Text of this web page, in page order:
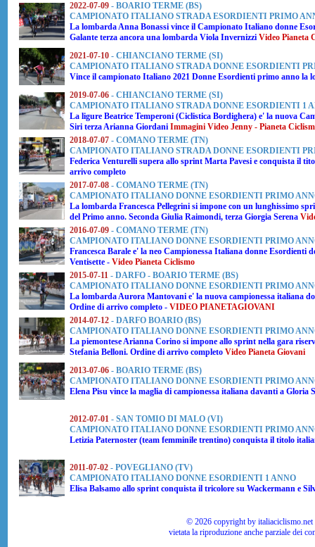
2022-07-09 - BOARIO TERME (BS)
CAMPIONATO ITALIANO STRADA ESORDIENTI PRIMO
La lombardaAnna Bonassi vince il Campionato Italiano donne
Galante terza ancora una lombarda Viola Invernizzi Video Pianeta
2021-07-10 - CHIANCIANO TERME (SI)
CAMPIONATO ITALIANO STRADA DONNE ESORDIENTI
Vince il campionato Italiano 2021 Donne Esordienti primo anno la
2019-07-06 - CHIANCIANO TERME (SI)
CAMPIONATO ITALIANO STRADA DONNE ESORDIENTI 1
La ligure Beatrice Temperoni (Ciclistica Bordighera) e' la nuova
Siri terzaArianna Giordani Immagini Video Jenny - Pianeta
2018-07-07 - COMANO TERME (TN)
CAMPIONATO ITALIANO STRADA DONNE ESORDIENTI
Federica Venturelli supera allo sprint Marta Pavesi e conquista il
arrivo completo
2017-07-08 - COMANO TERME (TN)
CAMPIONATO ITALIANO DONNE ESORDIENTI PRIMO
La lombarda Francesca Pellegrini si impone con un lunghissimo
del Primo anno. Seconda Giulia Raimondi, terza Giorgia Serena
2016-07-09 - COMANO TERME (TN)
CAMPIONATO ITALIANO DONNE ESORDIENTI PRIMO
Francesca Barale e' la neo Campionessa Italiana donne Esordienti
Ventisette - Video Pianeta Ciclismo
2015-07-11 - DARFO - BOARIO TERME (BS)
CAMPIONATO ITALIANO DONNE ESORDIENTI PRIMO
La lombardaAurora Mantovani e' la nuova campionessa italiana
Ordine di arrivo completo - VIDEO PIANETAGIOVANI
2014-07-12 - DARFO BOARIO (BS)
CAMPIONATO ITALIANO DONNE ESORDIENTI PRIMO
La piemonteseArianna Corino si impone allo sprint nella gara
Stefania Belloni. Ordine di arrivo completo Video Pianeta Giovani
2013-07-06 - BOARIO TERME (BS)
CAMPIONATO ITALIANO DONNE ESORDIENTI PRIMO
Elena Pisu vince la maglia di campionessa italiana davanti a Gloria
2012-07-01 - SAN TOMIO DI MALO (VI)
CAMPIONATO ITALIANO DONNE ESORDIENTI PRIMO
Letizia Paternoster (team femminile trentino) conquista il titolo
2011-07-02 - POVEGLIANO (TV)
CAMPIONATO ITALIANO DONNE ESORDIENTI 1 ANNO
Elisa Balsamo allo sprint conquista il tricolore su Wackermann e
© 2026 copyright by
vietata la riproduzione anche parziale dei